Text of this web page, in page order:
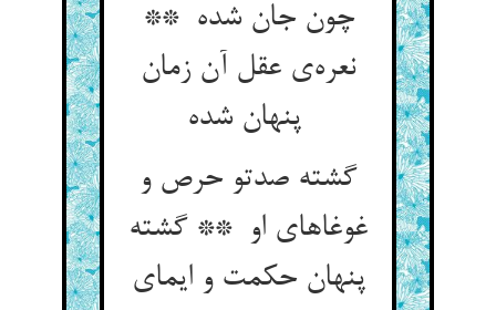
چون جان شده **
نعره‌ی عقل آن زمان
پنهان شده
گشته صدتو حرص و
غوغاهای او ** گشته
پنهان حکمت و ایمای